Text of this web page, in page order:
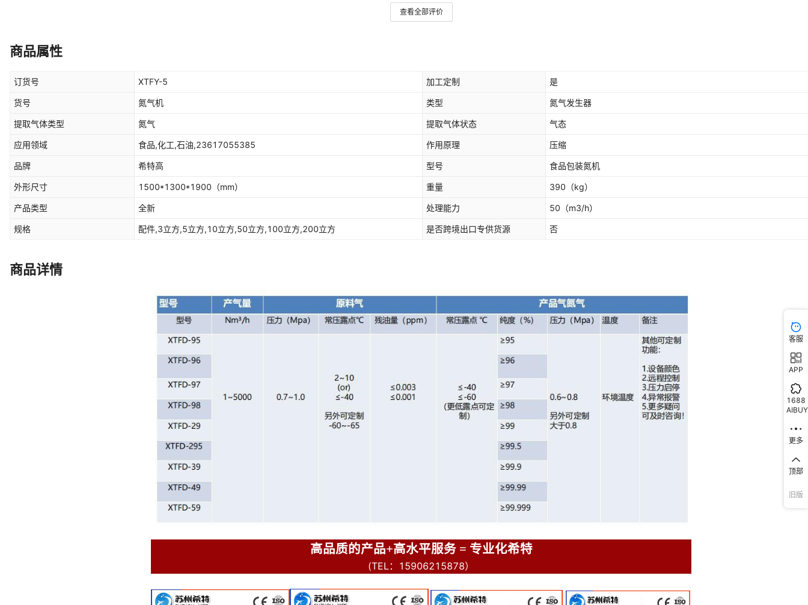
查看全部评价
商品属性
订货号 XTFY-5 加工定制 是
货号 氮气机 类型 氮气发生器
提取气体类型 氮气 提取气体状态 气态
应用领域 食品,化工,石油,23617055385 作用原理 压缩
品牌 希特高 型号 食品包装氮机
外形尺寸 1500*1300*1900 （mm） 重量 390 （kg）
产品类型 全新 处理能力 50 （m3/h）
规格 配件,3立方,5立方,10立方,50立方,100立方,200立方 是否跨境出口专供货源 否
商品详情
客服
APP
1688
AIBUY
更多
顶部
旧版